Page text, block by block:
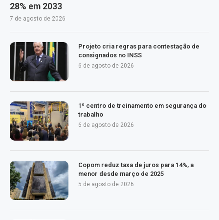
28% em 2033
7 de agosto de 2026
Projeto cria regras para contestação de
consignados no INSS
6 de agosto de 2026
1º centro de treinamento em segurança do
trabalho
6 de agosto de 2026
Copom reduz taxa de juros para 14%, a
menor desde março de 2025
5 de agosto de 2026